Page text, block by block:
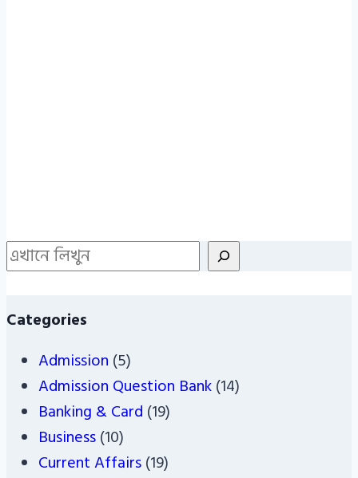
Search
Categories
Admission (5)
Admission Question Bank(14)
Banking & Card (19)
Business(10)
Current Affairs(19)